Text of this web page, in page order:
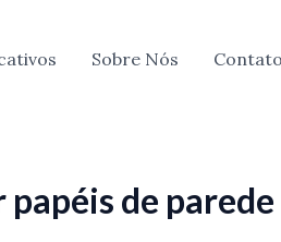
Sobre Nós Contato
de parede